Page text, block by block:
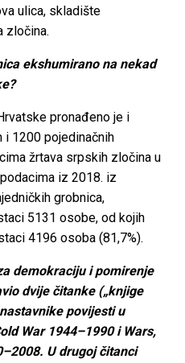
ulica, skladište
zločina.
ekshumirano na nekad
pronađeno je i
i 1200 pojedinačnih
žrtava srpskih zločina u
iz 2018. iz
grobnica,
5131 osobe, od kojih
4196 osoba (81,7%).
demokraciju i pomirenje
dvije čitanke („knjige
povijesti u
War 1944–1990 i Wars,
U drugoj čitanci